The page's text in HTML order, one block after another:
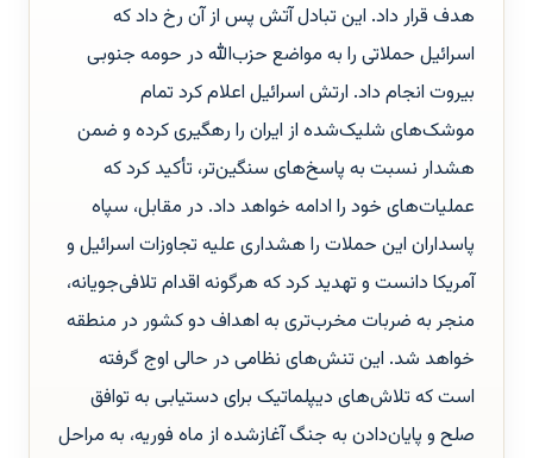
هدف قرار داد. این تبادل آتش پس از آن رخ داد که
اسرائیل حملاتی را به مواضع حزب‌الله در حومه جنوبی
بیروت انجام داد. ارتش اسرائیل اعلام کرد تمام
موشک‌های شلیک‌شده از ایران را رهگیری کرده و ضمن
هشدار نسبت به پاسخ‌های سنگین‌تر، تأکید کرد که
عملیات‌های خود را ادامه خواهد داد. در مقابل، سپاه
پاسداران این حملات را هشداری علیه تجاوزات اسرائیل و
آمریکا دانست و تهدید کرد که هرگونه اقدام تلافی‌جویانه،
منجر به ضربات مخرب‌تری به اهداف دو کشور در منطقه
خواهد شد. این تنش‌های نظامی در حالی اوج گرفته
است که تلاش‌های دیپلماتیک برای دستیابی به توافق
صلح و پایان‌دادن به جنگ آغازشده از ماه فوریه، به مراحل